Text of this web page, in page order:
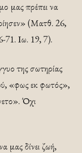
μας πρέπει να
(Ματθ. 26,
71. Ιω. 19, 7).
της σωτηρίας
«φως εκ φωτός»,
Όχι
μας δίνει ζωή,